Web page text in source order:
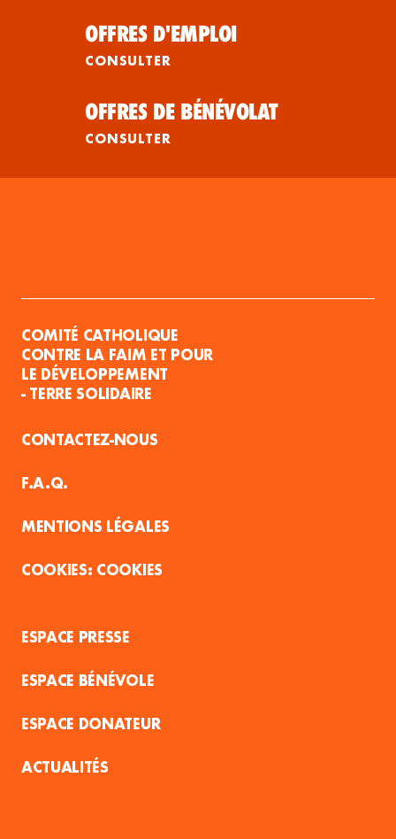
OFFRES D'EMPLOI
CONSULTER
OFFRES DE BÉNÉVOLAT
CONSULTER
COMITÉ CATHOLIQUE
CONTRE LA FAIM ET POUR
LE DÉVELOPPEMENT
- TERRE SOLIDAIRE
CONTACTEZ-NOUS
F.A.Q.
MENTIONS LÉGALES
COOKIES
ESPACE PRESSE
ESPACE BÉNÉVOLE
ESPACE DONATEUR
ACTUALITÉS